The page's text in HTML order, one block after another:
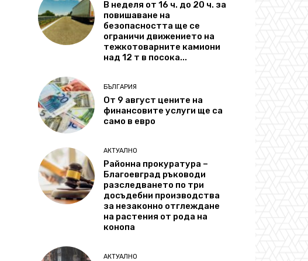
В неделя от 16 ч. до 20 ч. за
повишаване на
безопасността ще се
ограничи движението на
тежкотоварните камиони
над 12 т в посока...
БЪЛГАРИЯ
От 9 август цените на
финансовите услуги ще са
само в евро
АКТУАЛНО
Районна прокуратура –
Благоевград ръководи
разследването по три
досъдебни производства
за незаконно отглеждане
на растения от рода на
конопа
АКТУАЛНО